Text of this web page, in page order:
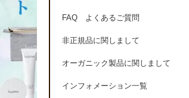
FAQ よくあるご質問
非正規品に関しまして
オーガニック製品に関しまして
インフォメーション一覧